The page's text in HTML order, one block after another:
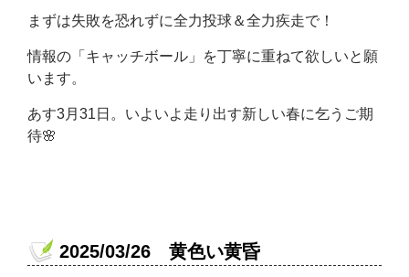
まずは失敗を恐れずに全力投球＆全力疾走で！
情報の「キャッチボール」を丁寧に重ねて欲しいと願
います。
あす3月31日。いよいよ走り出す新しい春に乞うご期
待🌸
2025/03/26 黄色い黄昏